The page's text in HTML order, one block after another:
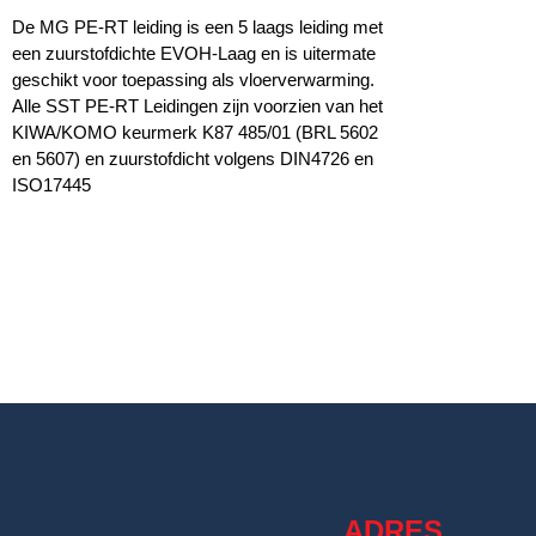
De MG PE-RT leiding is een 5 laags leiding met
een zuurstofdichte EVOH-Laag en is uitermate
geschikt voor toepassing als vloerverwarming.
Alle SST PE-RT Leidingen zijn voorzien van het
KIWA/KOMO keurmerk K87 485/01 (BRL 5602
en 5607) en zuurstofdicht volgens DIN4726 en
ISO17445